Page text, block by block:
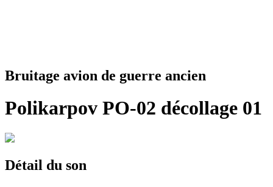
Bruitage avion de guerre ancien
Polikarpov PO-02 décollage 01
Détail du son